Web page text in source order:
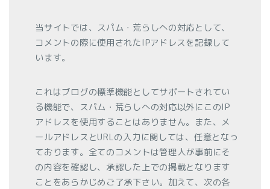
当サイトでは、スパム・荒らしへの対応として、
コメントの際に使用されたIPアドレスを記録して
います。
これはブログの標準機能としてサポートされてい
る機能で、スパム・荒らしへの対応以外にこのIP
アドレスを使用することはありません。また、メ
ールアドレスとURLの入力に関しては、任意となっ
ております。全てのコメントは管理人が事前にそ
の内容を確認し、承認した上での掲載となります
ことをあらかじめご了承下さい。加えて、次の各